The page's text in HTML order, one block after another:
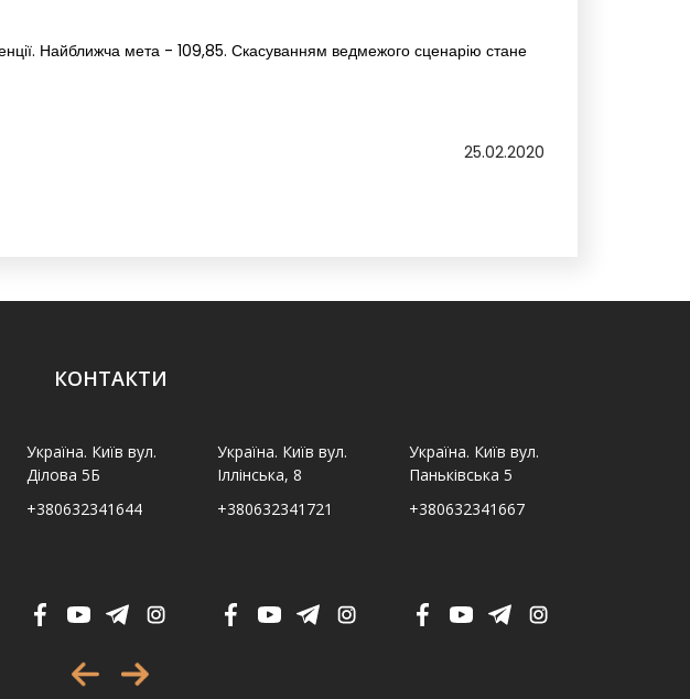
Найближча мета - 109,85. Скасуванням ведмежого сценарію стане
25.02.2020
КОНТАКТИ
Україна. Київ вул.
Ділова 5Б
+380632341644
Україна. Київ вул.
Іллінська, 8
+380632341721
Україна. Київ вул.
Паньківська 5
+380632341667